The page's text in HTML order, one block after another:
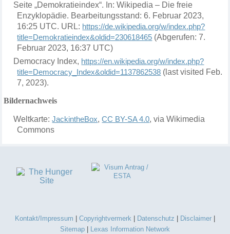
Seite „Demokratieindex“. In: Wikipedia – Die freie
Enzyklopädie. Bearbeitungsstand: 6. Februar 2023,
16:25 UTC. URL: https://de.wikipedia.org/w/index.php?
title=Demokratieindex&oldid=230618465 (Abgerufen: 7.
Februar 2023, 16:37 UTC)
Democracy Index, https://en.wikipedia.org/w/index.php?
title=Democracy_Index&oldid=1137862538 (last visited Feb.
7, 2023).
Bildernachweis
Weltkarte:JackintheBox,CC BY-SA 4.0, via Wikimedia
Commons
Kontakt/Impressum Copyrightvermerk Datenschutz Disclaimer
Sitemap
Lexas Information Network